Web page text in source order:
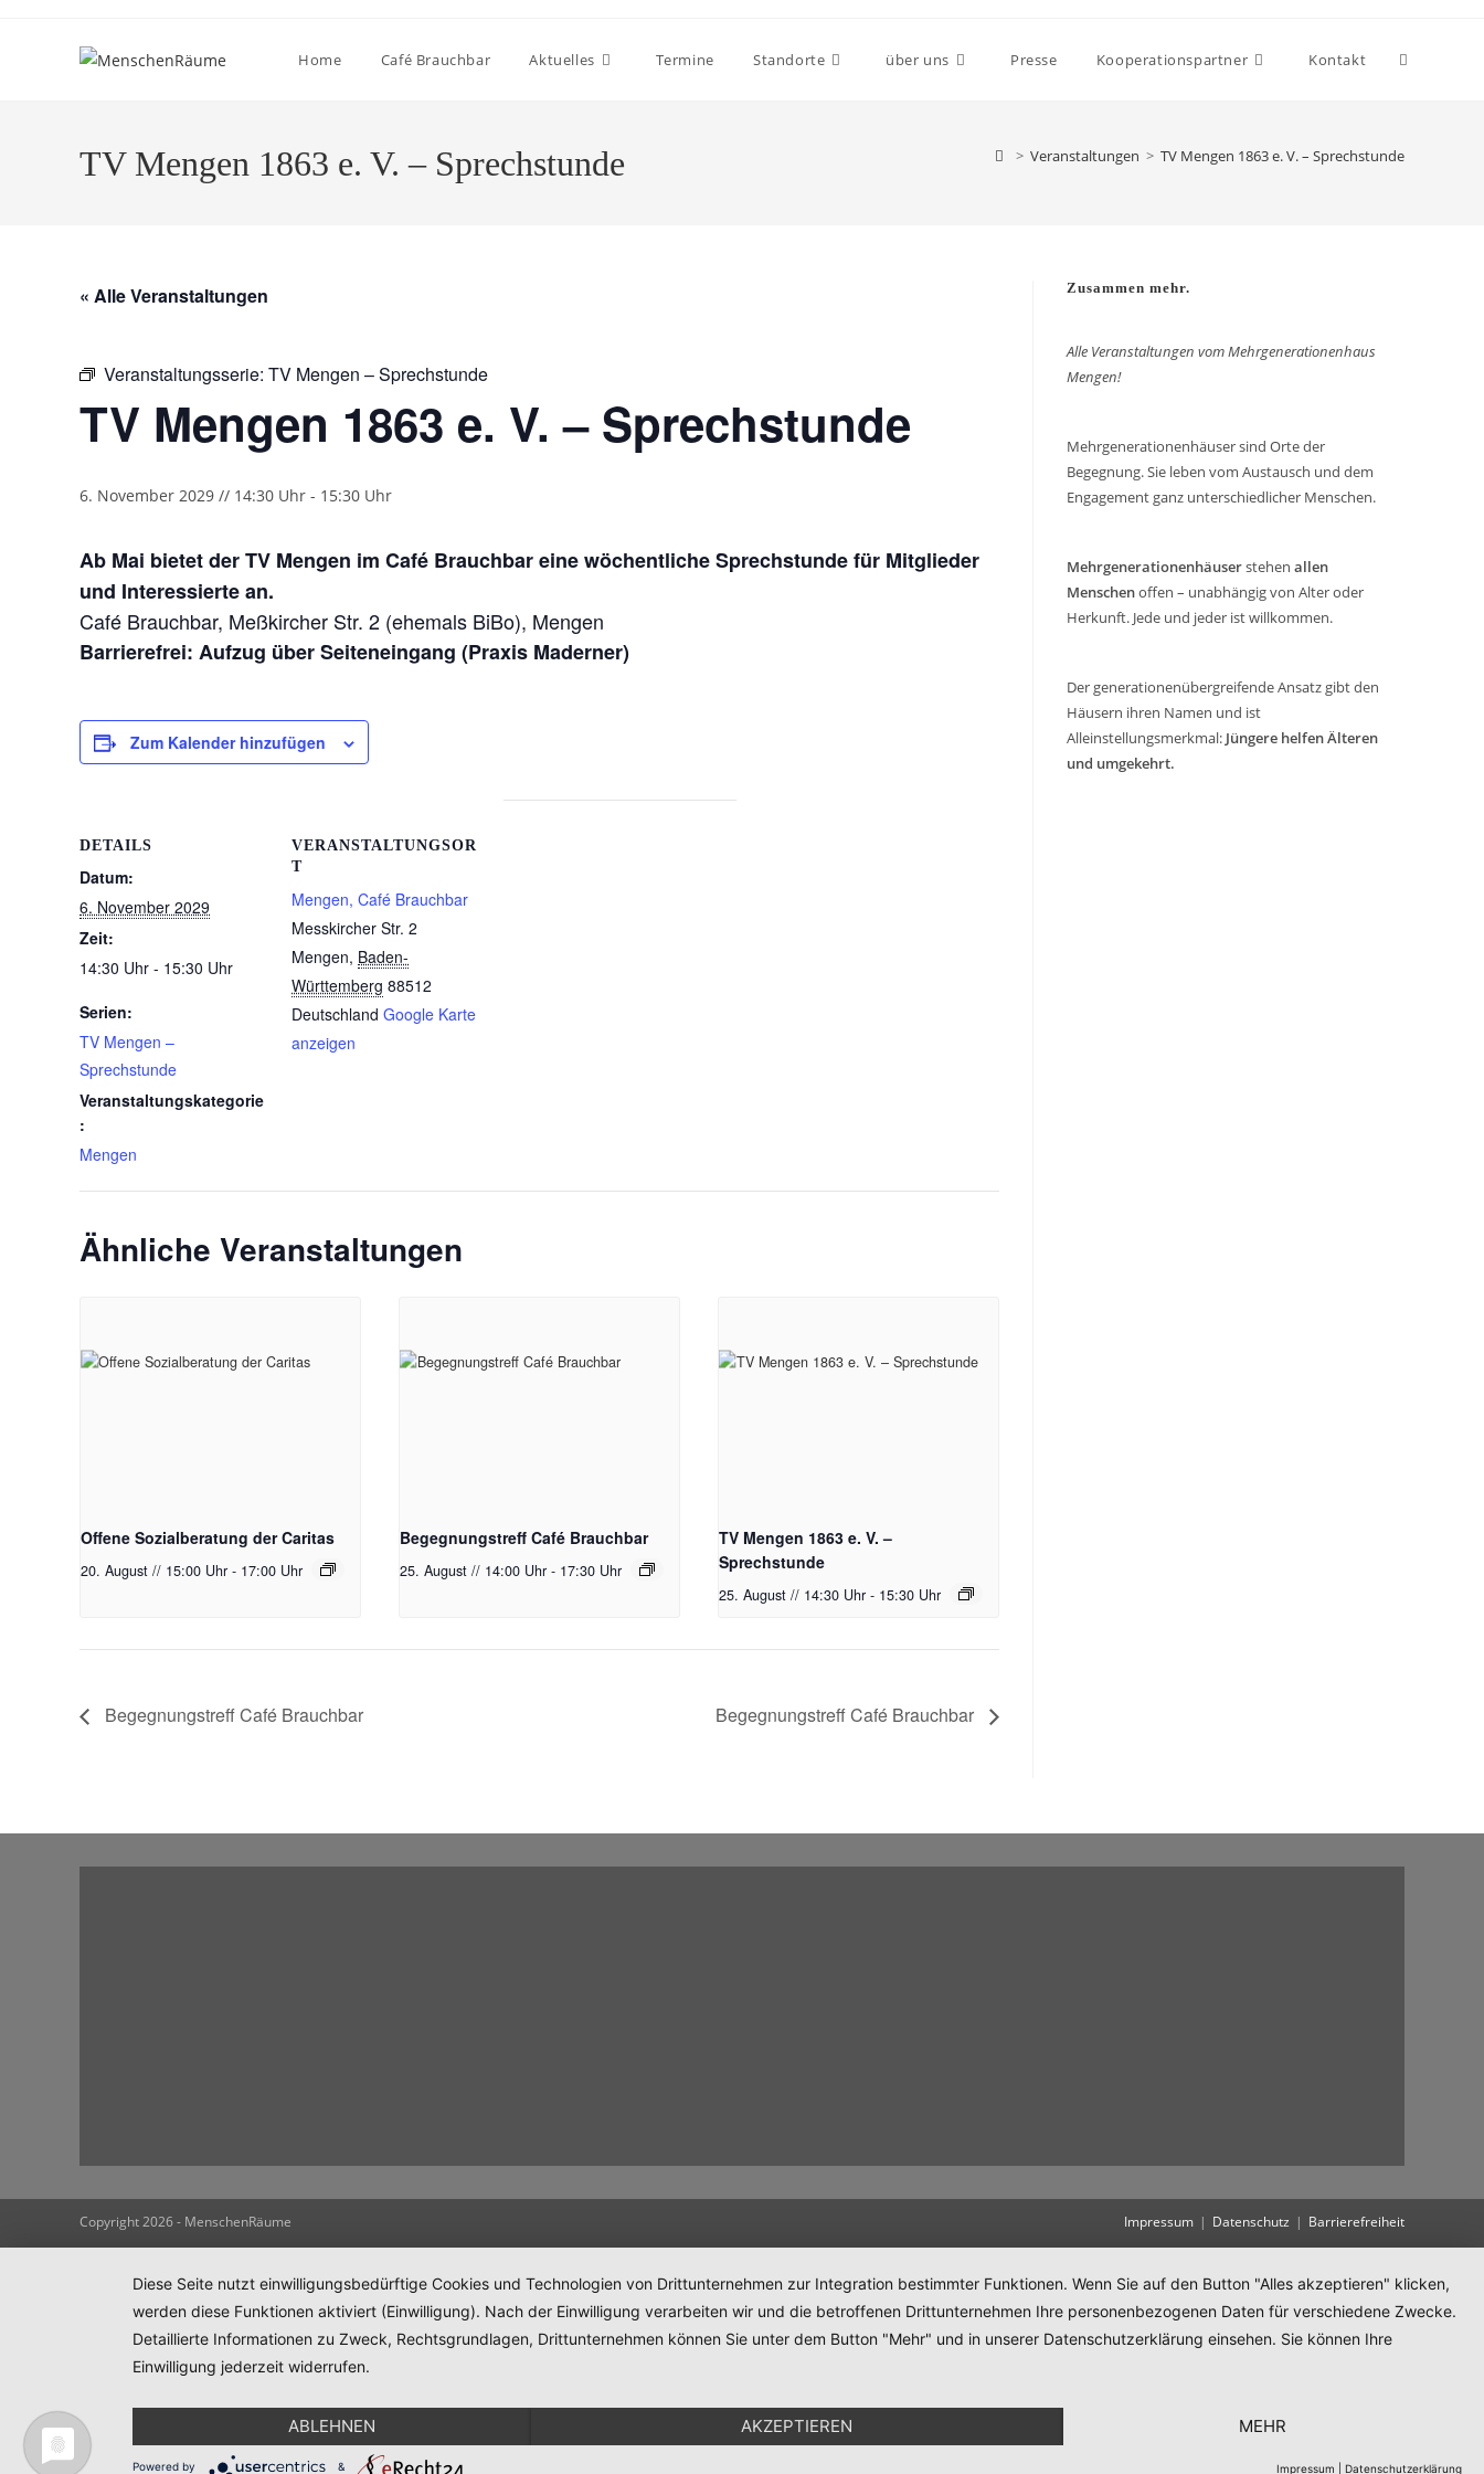
Home Café Brauchbar Aktuelles Termine Standorte über uns Presse Kooperationspartner Kontakt
TV Mengen 1863 e. V. – Sprechstunde > Veranstaltungen > TV Mengen 1863 e. V. – Sprechstunde
« Alle Veranstaltungen
Veranstaltungsserie: TV Mengen – Sprechstunde
TV Mengen 1863 e. V. – Sprechstunde
6. November 2029 // 14:30 Uhr - 15:30 Uhr
Ab Mai bietet der TV Mengen im Café Brauchbar eine wöchentliche Sprechstunde für Mitglieder
und Interessierte an.
Café Brauchbar, Meßkircher Str. 2 (ehemals BiBo), Mengen
Barrierefrei: Aufzug über Seiteneingang (Praxis Maderner)
Zum Kalender hinzufügen
DETAILS
Datum:
6. November 2029
Zeit:
14:30 Uhr - 15:30 Uhr
Serien:
TV Mengen –
Sprechstunde
Veranstaltungskategorie
:
Mengen
VERANSTALTUNGSOR
T
Mengen, Café Brauchbar
Messkircher Str. 2
Mengen, Baden-
Württemberg 88512
Deutschland Google Karte
anzeigen
Ähnliche Veranstaltungen
Offene Sozialberatung der Caritas
20. August // 15:00 Uhr - 17:00 Uhr
Begegnungstreff Café Brauchbar
25. August // 14:00 Uhr - 17:30 Uhr
TV Mengen 1863 e. V. –
Sprechstunde
25. August // 14:30 Uhr - 15:30 Uhr
Begegnungstreff Café Brauchbar Begegnungstreff Café Brauchbar
Zusammen mehr.
Alle Veranstaltungen vom Mehrgenerationenhaus
Mengen!
Mehrgenerationenhäuser sind Orte der
Begegnung. Sie leben vom Austausch und dem
Engagement ganz unterschiedlicher Menschen.
Mehrgenerationenhäuserstehen allen
Menschenoffen – unabhängig von Alter oder
Herkunft. Jede und jeder ist willkommen.
Der generationenübergreifende Ansatz gibt den
Häusern ihren Namen und ist
Alleinstellungsmerkmal: Jüngere helfen Älteren
und umgekehrt.
Impressum Datenschutz Barrierefreiheit
Copyright 2026 - MenschenRäume
Diese Seite nutzt einwilligungsbedürftige Cookies und Technologien von Drittunternehmen zur Integration bestimmter Funktionen. Wenn Sie auf den Button "Alles akzeptieren" klicken,
werden diese Funktionen aktiviert (Einwilligung). Nach der Einwilligung verarbeiten wir und die betroffenen Drittunternehmen Ihre personenbezogenen Daten für verschiedene Zwecke.
Detaillierte Informationen zu Zweck, Rechtsgrundlagen, Drittunternehmen können Sie unter dem Button "Mehr" und in unserer Datenschutzerklärung einsehen. Sie können Ihre
Einwilligung jederzeit widerrufen.
ABLEHNEN AKZEPTIEREN MEHR
Powered by & Impressum Datenschutzerklärung